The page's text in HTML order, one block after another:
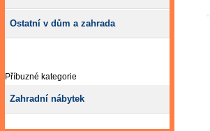
Ostatní v dům a zahrada
Příbuzné kategorie
Zahradní nábytek